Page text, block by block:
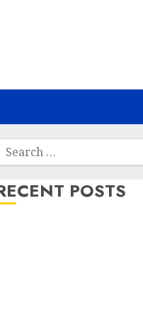
Search
POSTS